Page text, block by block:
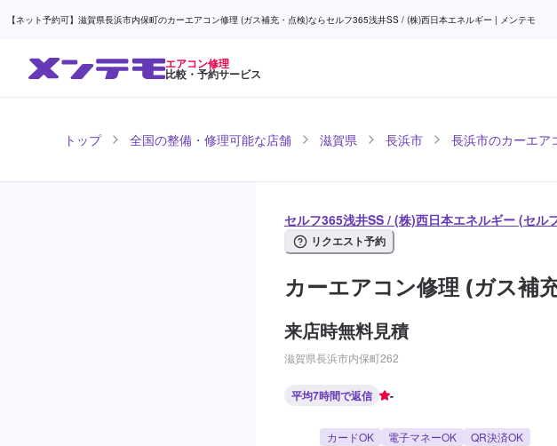
【ネット予約可】滋賀県長浜市内保町のカーエアコン修理 (ガス補充・点検)ならセルフ365浅井SS / (株)西日本エネルギー | メンテモ
エアコン修理
比較・予約サービス
トップ 全国の整備・修理可能な店舗 滋賀県 長浜市 長浜市のカーエア
セルフ365浅井SS / (株)西日本エネルギー (セル
リクエスト予約
カーエアコン修理 (ガス補
来店時無料見積
滋賀県長浜市内保町262
平均7時間で返信 -
カードOK 電子マネーOK QR決済OK